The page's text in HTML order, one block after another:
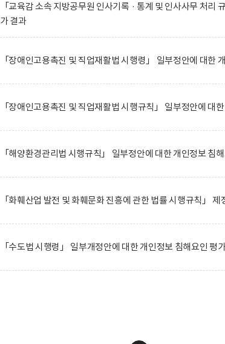
「교육감 소속 지방공무원 인사기록 · 통계 및 인사사무 처리
가 결과
「장애인고용촉진 및 직업재활법 시행령」 일부정안에 대한
「장애인고용촉진 및 직업재활법 시행규칙」 일부정안에 대
「해양환경관리법 시행규칙」 일부정안에 대한 개인정보 침
「화훼산업 발전 및 화훼문화 진흥에 관한 법률 시행규칙」
「수도법 시행령」 일부개정안에 대한 개인정보 침해요인 평